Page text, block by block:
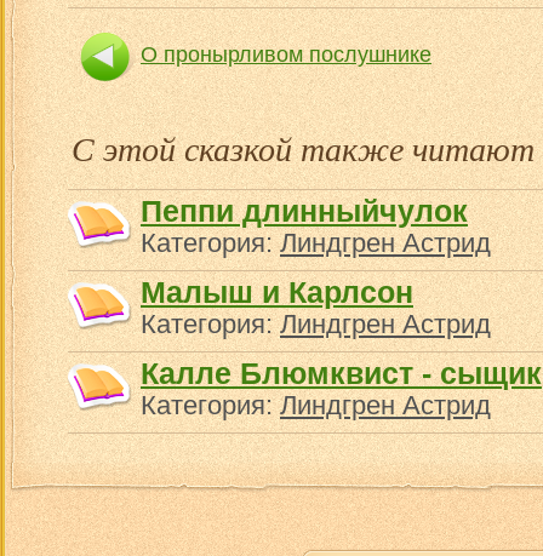
О пронырливом послушнике
О том, как
С этой сказкой также читают
Пеппи длинныйчулок
Категория:Линдгрен Астрид
Малыш и Карлсон
Категория:Линдгрен Астрид
Калле Блюмквист - сыщик
Категория:Линдгрен Астрид